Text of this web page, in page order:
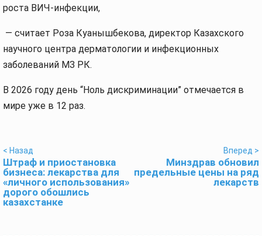
роста ВИЧ-инфекции,
— считает Роза Куанышбекова, директор Казахского
научного центра дерматологии и инфекционных
заболеваний МЗ РК.
В 2026 году день “Ноль дискриминации” отмечается в
мире уже в 12 раз.
< Назад
Штраф и приостановка
бизнеса: лекарства для
«личного использования»
дорого обошлись
казахстанке
Вперед >
Минздрав обновил
предельные цены на ряд
лекарств